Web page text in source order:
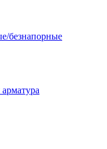
безнапорные